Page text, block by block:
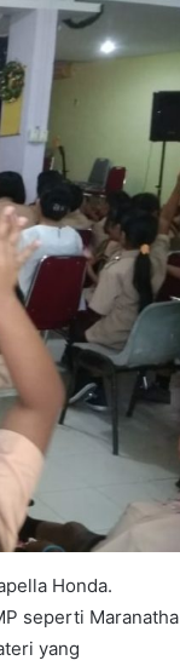
Honda.
seperti Maranatha
yang